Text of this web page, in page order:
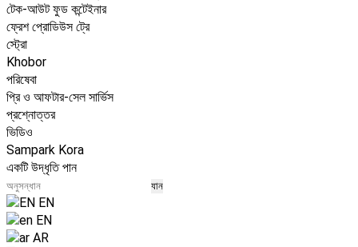
টেক-আউট ফুড কন্টেইনার
ফ্রেশ প্রোডিউস ট্রে
স্ট্রো
Khobor
পরিষেবা
প্রি ও আফটার-সেল সার্ভিস
প্রশ্নোত্তর
ভিডিও
Sampark Kora
একটি উদ্ধৃতি পান
EN
EN
AR